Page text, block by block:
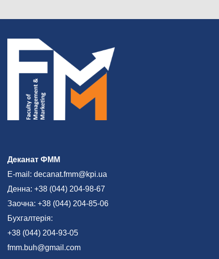
Деканат ФММ
E-mail: decanat.fmm@kpi.ua
Денна: +38 (044) 204-98-67
Заочна: +38 (044) 204-85-06
Бухгалтерія:
+38 (044) 204-93-05
fmm.buh@gmail.com